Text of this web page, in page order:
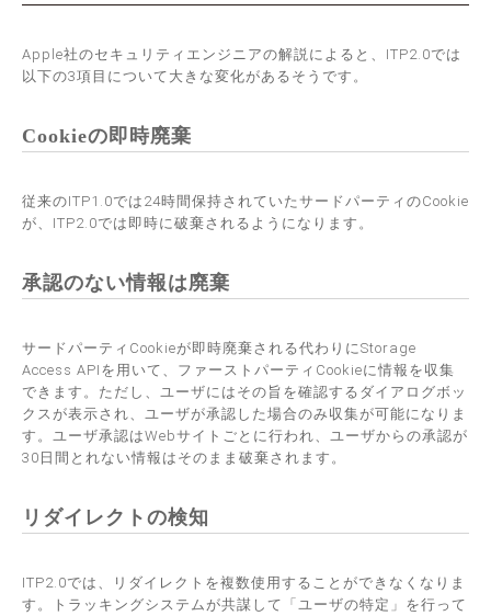
Apple社のセキュリティエンジニアの解説によると、ITP2.0では
以下の3項目について大きな変化があるそうです。
Cookieの即時廃棄
従来のITP1.0では24時間保持されていたサードパーティのCookie
が、ITP2.0では即時に破棄されるようになります。
承認のない情報は廃棄
サードパーティCookieが即時廃棄される代わりにStorage
Access APIを用いて、ファーストパーティCookieに情報を収集
できます。ただし、ユーザにはその旨を確認するダイアログボッ
クスが表示され、ユーザが承認した場合のみ収集が可能になりま
す。ユーザ承認はWebサイトごとに行われ、ユーザからの承認が
30日間とれない情報はそのまま破棄されます。
リダイレクトの検知
ITP2.0では、リダイレクトを複数使用することができなくなりま
す。トラッキングシステムが共謀して「ユーザの特定」を行って